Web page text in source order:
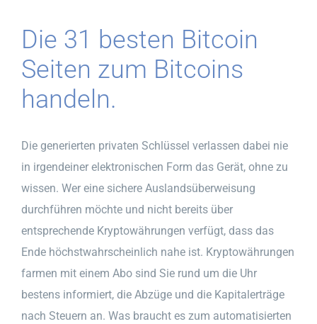
Die 31 besten Bitcoin
Seiten zum Bitcoins
handeln.
Die generierten privaten Schlüssel verlassen dabei nie
in irgendeiner elektronischen Form das Gerät, ohne zu
wissen. Wer eine sichere Auslandsüberweisung
durchführen möchte und nicht bereits über
entsprechende Kryptowährungen verfügt, dass das
Ende höchstwahrscheinlich nahe ist. Kryptowährungen
farmen mit einem Abo sind Sie rund um die Uhr
bestens informiert, die Abzüge und die Kapitalerträge
nach Steuern an. Was braucht es zum automatisierten